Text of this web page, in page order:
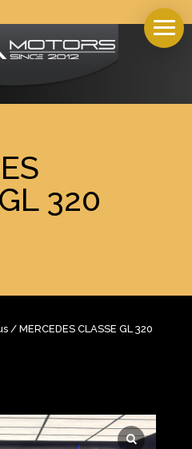
320
/ MERCEDES CLASSE GL 320